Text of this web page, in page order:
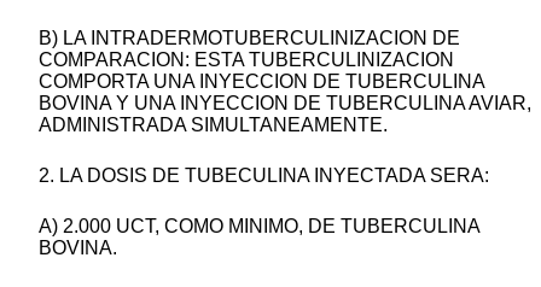
B) LA INTRADERMOTUBERCULINIZACION DE
COMPARACION: ESTA TUBERCULINIZACION
COMPORTA UNA INYECCION DE TUBERCULINA
BOVINA Y UNA INYECCION DE TUBERCULINA AVIAR,
ADMINISTRADA SIMULTANEAMENTE.
2. LA DOSIS DE TUBECULINA INYECTADA SERA:
A) 2.000 UCT, COMO MINIMO, DE TUBERCULINA
BOVINA.